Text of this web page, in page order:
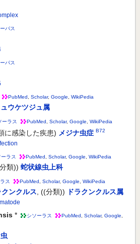
パス
パス
PubMed Scholar, Google WikiPedia
ュウケツジュ属
ーラス PubMed Scholar, Google WikiPedia
に感染した疾患) メジナ虫症 B72
ーラス PubMed Scholar, Google WikiPedia
類)) 蛇状線虫上科
ス PubMed Scholar, Google WikiPedia
クンクルス ((分類)) ドラクンクルス属
* シソーラス PubMed Scholar, Google